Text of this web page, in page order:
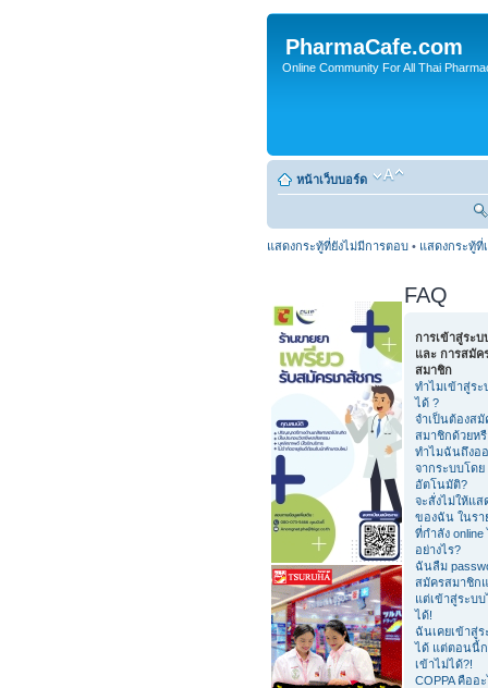
PharmaCafe.com
Online Community For All Thai
หน้าเว็บบอร์ด
แสดงกระทู้ที่ยังไม่มีการตอบ • แสดงกระทู้ที่
FAQ
การเข้าสู่ระบ
และ การสมัค
สมาชิก
ทำไมเข้าสู่ระ
ได้ ?
จำเป็นต้องสมั
สมาชิกด้วยห
ทำไมฉันถึงอ
จากระบบโดย
อัตโนมัติ?
จะสั่งไม่ให้แส
ของฉัน ในรา
ที่กำลัง online
อย่างไร?
ฉันลืม
สมัครสมาชิก
แต่เข้าสู่ระบบ
ได้!
ฉันเคยเข้าสู่ร
ได้ แต่ตอนนี้
เข้าไม่ได้?!
COPPA คืออ